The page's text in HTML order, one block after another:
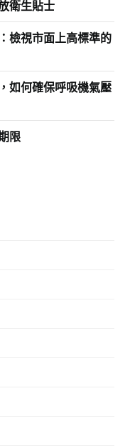
衛生貼士
檢視市面上高標準的
如何確保呼吸機氣壓
限